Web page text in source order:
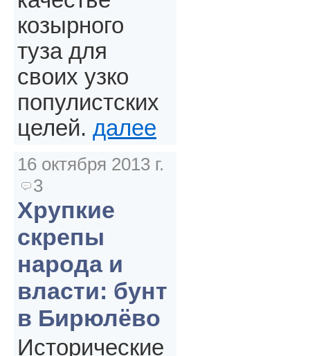
козырного
туза для
своих узко
популистских
целей. далее
16 октября 2013 г.
3
Хрупкие
скрепы
народа и
власти: бунт
в Бирюлёво
Исторические